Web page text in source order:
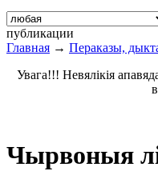
публикации
Главная → Пераказы,
Увага!!! Невялікія
Чырвоныя